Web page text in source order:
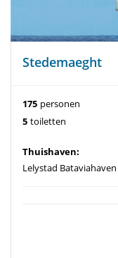
Stedemaeght
175 personen
5 toiletten
Thuishaven:
Lelystad Bataviahaven